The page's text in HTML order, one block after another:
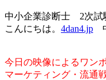
中小企業診断士 2次試
こんにちは。 4dan4.jp
今日の映像によるワン
マーケティング・流通